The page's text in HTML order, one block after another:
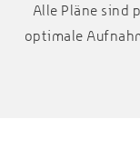
Alle Pläne sind
optimale